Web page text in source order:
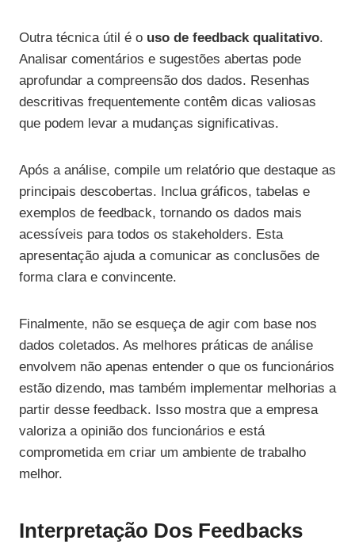
Outra técnica útil é o uso de feedback qualitativo.
Analisar comentários e sugestões abertas pode
aprofundar a compreensão dos dados. Resenhas
descritivas frequentemente contêm dicas valiosas
que podem levar a mudanças significativas.
Após a análise, compile um relatório que destaque as
principais descobertas. Inclua gráficos, tabelas e
exemplos de feedback, tornando os dados mais
acessíveis para todos os stakeholders. Esta
apresentação ajuda a comunicar as conclusões de
forma clara e convincente.
Finalmente, não se esqueça de agir com base nos
dados coletados. As melhores práticas de análise
envolvem não apenas entender o que os funcionários
estão dizendo, mas também implementar melhorias a
partir desse feedback. Isso mostra que a empresa
valoriza a opinião dos funcionários e está
comprometida em criar um ambiente de trabalho
melhor.
Interpretação Dos Feedbacks